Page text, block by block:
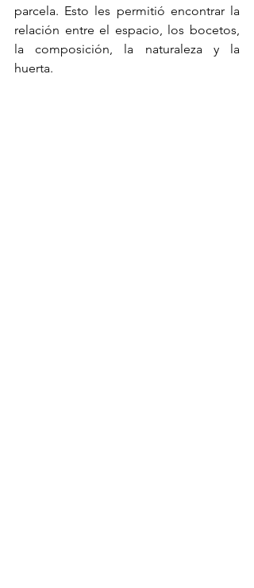
parcela. Esto les permitió encontrar la
relación entre el espacio, los bocetos,
la composición, la naturaleza y la
huerta.